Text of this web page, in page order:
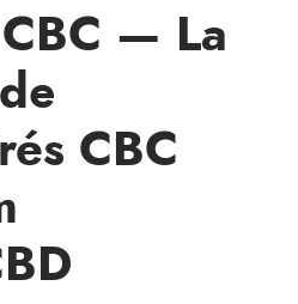
— La
CBC